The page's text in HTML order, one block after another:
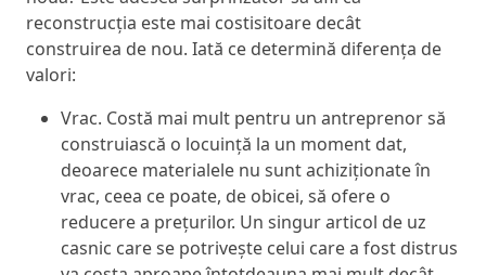
reconstrucția este mai costisitoare decât
construirea de nou. Iată ce determină diferența de
valori:
Vrac. Costă mai mult pentru un antreprenor să
construiască o locuință la un moment dat,
deoarece materialele nu sunt achiziționate în
vrac, ceea ce poate, de obicei, să ofere o
reducere a prețurilor. Un singur articol de uz
casnic care se potrivește celui care a fost distrus